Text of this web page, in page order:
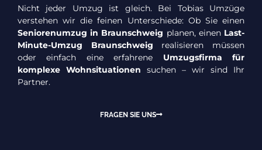
Nicht jeder Umzug ist gleich. Bei Tobias Umzüge
verstehen wir die feinen Unterschiede: Ob Sie einen
Seniorenumzug in Braunschweig planen, einen Last-
Minute-Umzug Braunschweig realisieren müssen
oder einfach eine erfahrene Umzugsfirma für
komplexe Wohnsituationen suchen – wir sind Ihr
Partner.
FRAGEN SIE UNS